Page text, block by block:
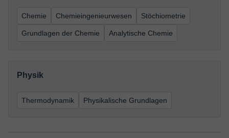
Chemie Chemieingenieurwesen Stöchiometrie
Grundlagen der Chemie Analytische Chemie
Physik
Thermodynamik Physikalische Grundlagen